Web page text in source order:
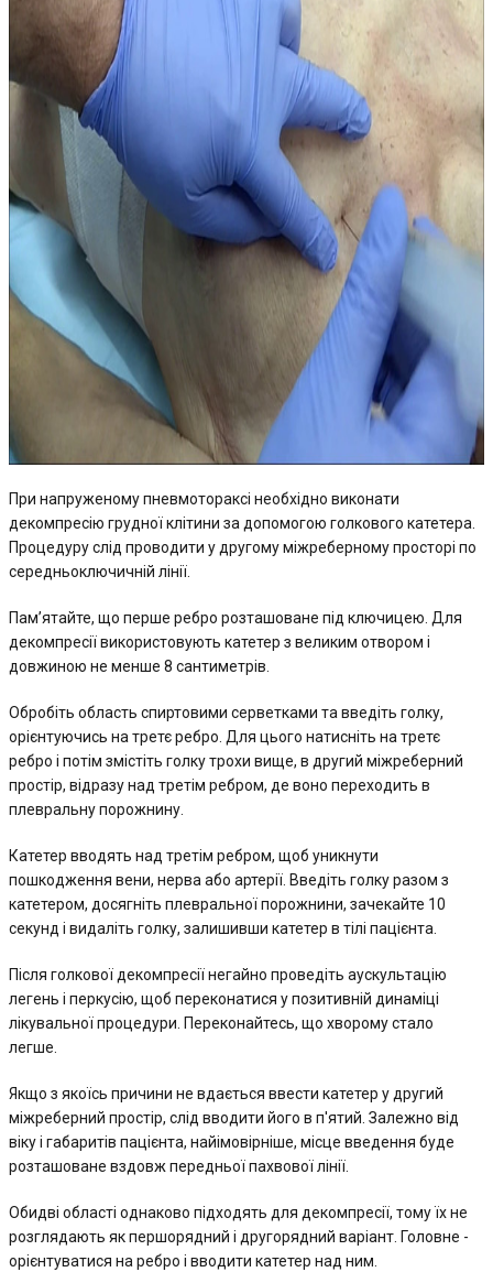
При напруженому пневмотораксі необхідно виконати
декомпресію грудної клітини за допомогою голкового катетера.
Процедуру слід проводити у другому міжреберному просторі по
середньоключичній лінії.
Пам’ятайте, що перше ребро розташоване під ключицею. Для
декомпресії використовують катетер з великим отвором і
довжиною не менше 8 сантиметрів.
Обробіть область спиртовими серветками та введіть голку,
орієнтуючись на третє ребро. Для цього натисніть на третє
ребро і потім змістіть голку трохи вище, в другий міжреберний
простір, відразу над третім ребром, де воно переходить в
плевральну порожнину.
Катетер вводять над третім ребром, щоб уникнути
пошкодження вени, нерва або артерії. Введіть голку разом з
катетером, досягніть плевральної порожнини, зачекайте 10
секунд і видаліть голку, залишивши катетер в тілі пацієнта.
Після голкової декомпресії негайно проведіть аускультацію
легень і перкусію, щоб переконатися у позитивній динаміці
лікувальної процедури. Переконайтесь, що хворому стало
легше.
Якщо з якоїсь причини не вдається ввести катетер у другий
міжреберний простір, слід вводити його в п'ятий. Залежно від
віку і габаритів пацієнта, найімовірніше, місце введення буде
розташоване вздовж передньої пахвової лінії.
Обидві області однаково підходять для декомпресії, тому їх не
розглядають як першорядний і другорядний варіант. Головне -
орієнтуватися на ребро і вводити катетер над ним.